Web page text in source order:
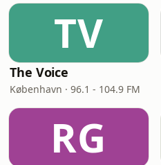
TV
The Voice
København · 96.1 - 104.9 FM
RG